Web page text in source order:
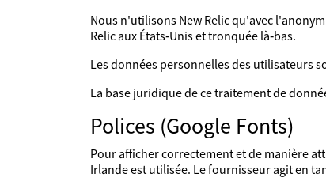
Nous n'utilisons New Relic qu'avec
Relic aux États‑Unis et tronquée là‑bas.
Les données personnelles des utilisateurs
La base juridique de ce traitement de
Polices (Google Fonts)
Pour afficher correctement et de manière
Irlande est utilisée. Le fournisseur agit en